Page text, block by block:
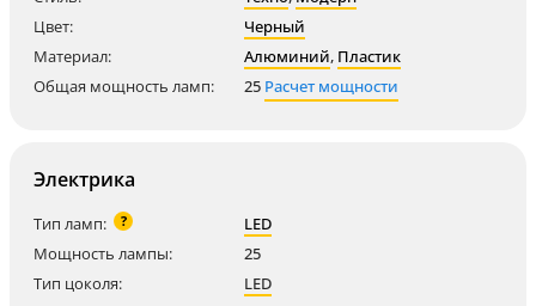
Цвет:
Черный
Материал:
Алюминий, Пластик
Общая мощность ламп:
25 Расчет мощности
Электрика
Тип ламп: ?
LED
Мощность лампы:
25
Тип цоколя:
LED